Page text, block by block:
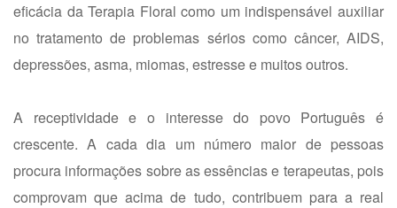
eficácia da Terapia Floral como um indispensável auxiliar
no tratamento de problemas sérios como câncer, AIDS,
depressões, asma, miomas, estresse e muitos outros.
A receptividade e o interesse do povo Português é
crescente. A cada dia um número maior de pessoas
procura informações sobre as essências e terapeutas, pois
comprovam que acima de tudo, contribuem para a real